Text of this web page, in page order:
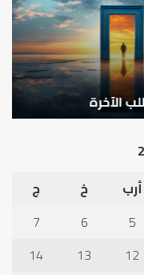
أرب خ
ج
5
6
7
12
13
14